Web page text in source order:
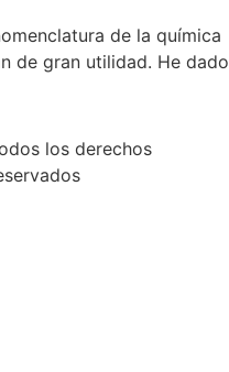
de la química
de gran utilidad. He dado
los derechos